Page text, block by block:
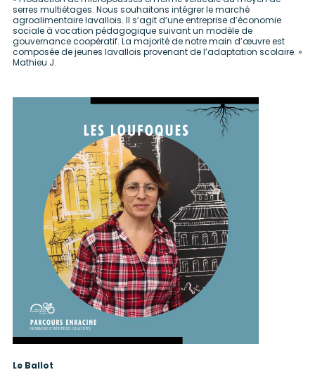
serres multiétages. Nous souhaitons intégrer le marché
agroalimentaire lavallois. Il s’agit d’une entreprise d’économie
sociale à vocation pédagogique suivant un modèle de
gouvernance coopératif. La majorité de notre main d’œuvre est
composée de jeunes lavallois provenant de l’adaptation scolaire. »
Mathieu J.
Le Ballot